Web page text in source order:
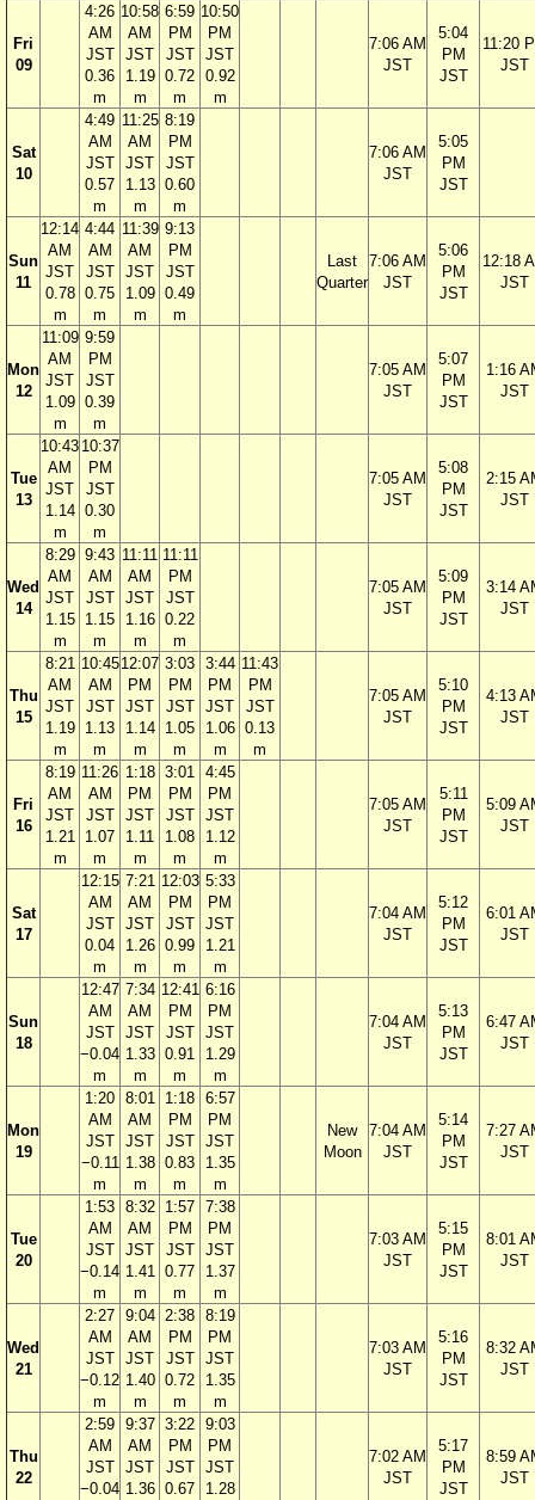
Fri
09
4:26
AM
JST
0.36
m
10:58
AM
JST
1.19
m
6:59
PM
JST
0.72
m
10:50
PM
JST
0.92
m
7:06 AM
JST
5:04
PM
JST
11:20
JST
Sat
10
4:49
AM
JST
0.57
m
11:25
AM
JST
1.13
m
8:19
PM
JST
0.60
m
7:06 AM
JST
5:05
PM
JST
Sun
11
12:14
AM
JST
0.78
m
4:44
AM
JST
0.75
m
11:39
AM
JST
1.09
m
9:13
PM
JST
0.49
m
Last
Quarter
7:06 AM
JST
5:06
PM
JST
12:18
JST
Mon
12
11:09
AM
JST
1.09
m
9:59
PM
JST
0.39
m
7:05 AM
JST
5:07
PM
JST
1:16
JST
Tue
13
10:43
AM
JST
1.14
m
10:37
PM
JST
0.30
m
7:05 AM
JST
5:08
PM
JST
2:15
JST
Wed
14
8:29
AM
JST
1.15
m
9:43
AM
JST
1.15
m
11:11
AM
JST
1.16
m
11:11
PM
JST
0.22
m
7:05 AM
JST
5:09
PM
JST
3:14
JST
Thu
15
8:21
AM
JST
1.19
m
10:45
AM
JST
1.13
m
12:07
PM
JST
1.14
m
3:03
PM
JST
1.05
m
3:44
PM
JST
1.06
m
11:43
PM
JST
0.13
m
7:05 AM
JST
5:10
PM
JST
4:13
JST
Fri
16
8:19
AM
JST
1.21
m
11:26
AM
JST
1.07
m
1:18
PM
JST
1.11
m
3:01
PM
JST
1.08
m
4:45
PM
JST
1.12
m
7:05 AM
JST
5:11
PM
JST
5:09
JST
Sat
17
12:15
AM
JST
0.04
m
7:21
AM
JST
1.26
m
12:03
PM
JST
0.99
m
5:33
PM
JST
1.21
m
7:04 AM
JST
5:12
PM
JST
6:01
JST
Sun
18
12:47
AM
JST
−0.04
m
7:34
AM
JST
1.33
m
12:41
PM
JST
0.91
m
6:16
PM
JST
1.29
m
7:04 AM
JST
5:13
PM
JST
6:47
JST
Mon
19
1:20
AM
JST
−0.11
m
8:01
AM
JST
1.38
m
1:18
PM
JST
0.83
m
6:57
PM
JST
1.35
m
New
Moon
7:04 AM
JST
5:14
PM
JST
7:27
JST
Tue
20
1:53
AM
JST
−0.14
m
8:32
AM
JST
1.41
m
1:57
PM
JST
0.77
m
7:38
PM
JST
1.37
m
7:03 AM
JST
5:15
PM
JST
8:01
JST
Wed
21
2:27
AM
JST
−0.12
m
9:04
AM
JST
1.40
m
2:38
PM
JST
0.72
m
8:19
PM
JST
1.35
m
7:03 AM
JST
5:16
PM
JST
8:32
JST
Thu
22
2:59
AM
JST
−0.04
9:37
AM
JST
1.36
3:22
PM
JST
0.67
9:03
PM
JST
1.28
7:02 AM
JST
5:17
PM
JST
8:59
JST